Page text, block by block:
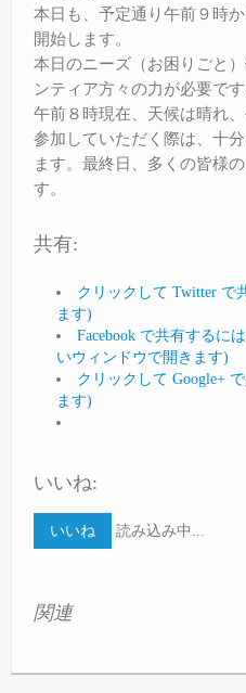
本日も、予定通り午前９時
開始します。
本日のニーズ（お困りごと
ンティア方々の力が必要です
午前８時現在、天候は晴れ
参加していただく際は、十
ます。最終日、多くの皆様
す。
共有:
クリックして Twitter で
ます)
Facebook で共有するに
いウィンドウで開きます)
クリックして Google+
ます)
いいね:
いいね 読み込み中...
関連